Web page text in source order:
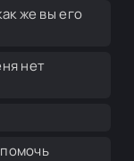
же вы его
нет